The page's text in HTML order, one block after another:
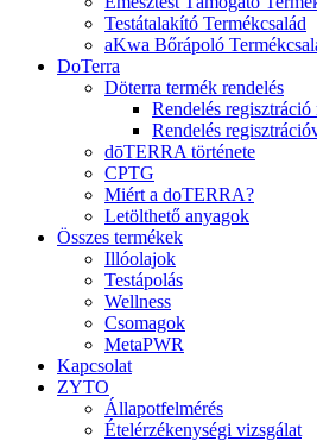
Testátalakító Termékcsalád
aKwa Bőrápoló
DoTerra
Döterra termék rendelés
Rendelés regisztráció
Rendelés
dōTERRA története
CPTG
Miért a doTERRA?
Letölthető anyagok
Összes termékek
Illóolajok
Testápolás
Wellness
Csomagok
MetaPWR
Kapcsolat
ZYTO
Állapotfelmérés
Ételérzékenységi vizsgálat